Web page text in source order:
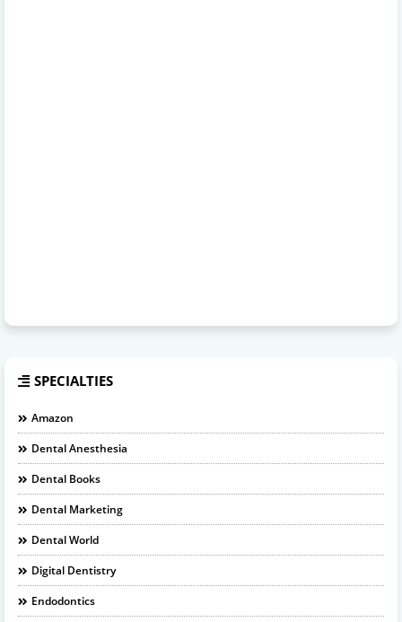
SPECIALTIES
Amazon
Dental Anesthesia
Dental Books
Dental Marketing
Dental World
Digital Dentistry
Endodontics